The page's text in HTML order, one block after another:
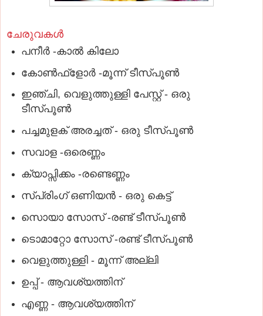
ചേരുവകൾ
പനീർ -കാൽ കിലോ
കോൺഫ്ളോർ -മൂന്ന് ടീസ്പൂൺ
ഇഞ്ചി, വെളുത്തുള്ളി പേസ്റ്റ് - ഒരു
ടീസ്പൂൺ
പച്ചമുളക് അരച്ചത് - ഒരു ടീസ്പൂൺ
സവാള -ഒരെണ്ണം
ക്യാപ്സിക്കം -രണ്ടെണ്ണം
സ്പ്രിംഗ് ഒണിയൻ - ഒരു കെട്ട്
സൊയാ സോസ് -രണ്ട് ടീസ്പൂൺ
ടൊമാറ്റോ സോസ് -രണ്ട് ടീസ്പൂൺ
വെളുത്തുള്ളി - മൂന്ന് അല്ലി
ഉപ്പ് - ആവശ്യത്തിന്
എണ്ണ - ആവശ്യത്തിന്